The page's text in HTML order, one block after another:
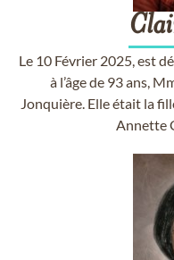
Le 10 Février 2025, est
à l’âge de 93 ans,
Jonquière. Elle était la
Annette